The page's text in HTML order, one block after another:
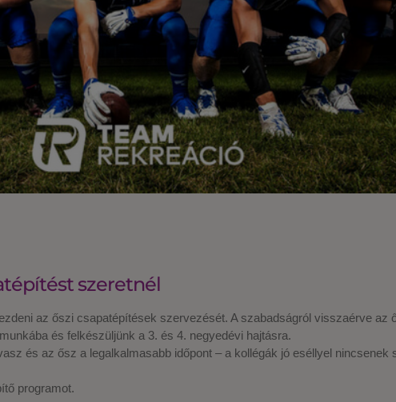
szeretnél
az őszi csapatépítések szervezését. A szabadságról visszaérve az
és felkészüljünk a 3. és 4. negyedévi hajtásra.
és az ősz a legalkalmasabb időpont – a kollégák jó eséllyel
programot.